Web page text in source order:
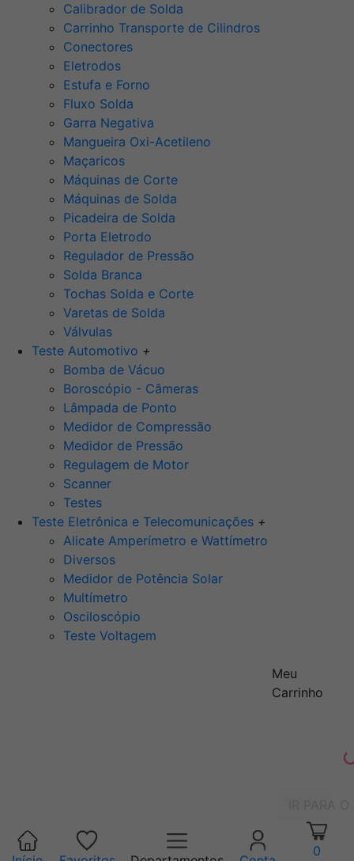
Calibrador de Solda
Carrinho Transporte de Cilindros
Conectores
Eletrodos
Estufa e Forno
Fluxo Solda
Garra Negativa
Mangueira Oxi-Acetileno
Maçaricos
Máquinas de Corte
Máquinas de Solda
Picadeira de Solda
Porta Eletrodo
Regulador de Pressão
Solda Branca
Tochas Solda e Corte
Varetas de Solda
Válvulas
Teste Automotivo +
Bomba de Vácuo
Boroscópio - Câmeras
Lâmpada de Ponto
Medidor de Compressão
Medidor de Pressão
Regulagem de Motor
Scanner
Testes
Teste Eletrônica e Telecomunicações +
Alicate Amperímetro e Wattímetro
Diversos
Medidor de Potência Solar
Multímetro
Osciloscópio
Teste Voltagem
Meu
Carrinho
0